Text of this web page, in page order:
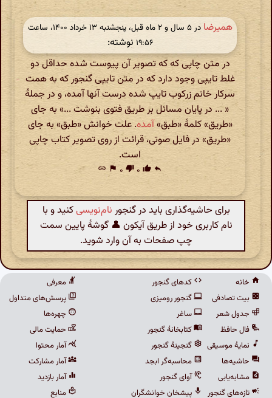
همیرضا
در ‫۵ سال و ۲ ماه قبل، پنجشنبه ۱۳ خرداد ۱۴۰۰، ساعت
۱۹:۵۶ نوشته:
در متن چاپی که که تصویر آن پیوست شده حداقل دو
غلط تایپی وجود دارد که در متن تایپی گنجور که به همت
سرکار خانم زرکوب تایپ شده درست آنها آمده، و در جملهٔ
« ... در پایان مسائل بر طریق فتوی بنوشت ...» به جای
«طریق» کلمهٔ «طبق»آمده. علت خوانش «طبق» به جای
«طریق» در فایل صوتی، قرائت از روی تصویر کتاب چاپی
است.
reply
thumb_up ۰ thumb_down ۰ flag
link
برای حاشیه‌گذاری باید در گنجور نام‌نویسیکنید و با
نام کاربری خود از طریق آیکون 👤 گوشهٔ پایین سمت
چپ صفحات به آن وارد شوید.
خانه
بیت تصادفی
جدول شعر
فال حافظ
نمایهٔ موسیقی
حاشیه‌ها
مشابه‌یابی
تازه‌های گنجور
کدهای گنجور
گنجور رومیزی
ساغر
کتابخانهٔ گنجور
گنجینهٔ گنجور
محاسبه‌گر ابجد
آوای گنجور
پیشخان خوانشگران
معرفی
پرسش‌های متداول
چهره‌ها
حمایت مالی
آمار محتوا
آمار مشارکت
آمار بازدید
منابع